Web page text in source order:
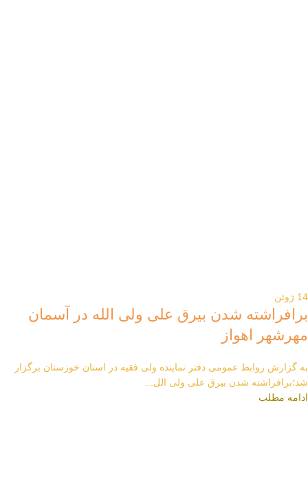
14 ژوئن
برافراشته شدن بیرق علی ولی الله در آسمان
مهرشهر اهواز
به گزارش روابط عمومی دفتر نماینده ولی فقیه در استان خوزستان برگزار
شد؛برافراشته شدن بیرق علی ولی الل...
ادامه مطلب